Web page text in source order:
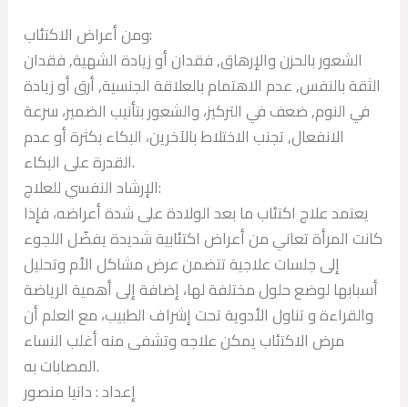
ومن أعراض الاكتئاب:
الشعور بالحزن والإرهاق, فقدان أو زيادة الشهية, فقدان
الثقة بالنفس, عدم الاهتمام بالعلاقة الجنسية, أرق أو زيادة
في النوم, ضعف في التركيز، والشعور بتأنيب الضمير، سرعة
الانفعال, تجنب الاختلاط بالآخرين، البكاء بكثرة أو عدم
القدرة على البكاء.
الإرشاد النفسي للعلاج:
يعتمد علاج اكتئاب ما بعد الولادة على شدة أعراضه، فإذا
كانت المرأة تعاني من أعراض اكتئابية شديدة يفضّل اللجوء
إلى جلسات علاجية تتضمن عرض مشاكل الأم وتحليل
أسبابها لوضع حلول مختلفة لها، إضافة إلى أهمية الرياضة
والقراءة و تناول الأدوية تحت إشراف الطبيب، مع العلم أن
مرض الاكتئاب يمكن علاجه وتشفى منه أغلب النساء
المصابات به.
إعداد : دانيا منصور